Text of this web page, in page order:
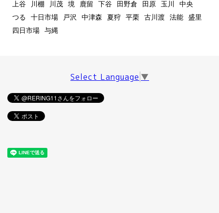
上谷
川棚 川茂 境 鹿留 下谷 田野倉 田原 玉川
中央
つる
十日市場 戸沢 中津森 夏狩 平栗 古川渡 法能
盛里
四日市場
与縄
Select Language ▼